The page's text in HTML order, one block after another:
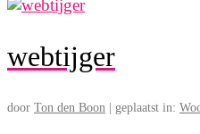
webtijger
door Ton den Boon geplaatst in: